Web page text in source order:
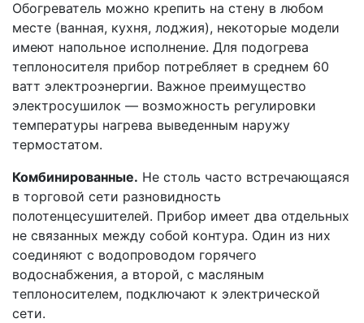
Обогреватель можно крепить на стену в любом
месте (ванная, кухня, лоджия), некоторые модели
имеют напольное исполнение. Для подогрева
теплоносителя прибор потребляет в среднем 60
ватт электроэнергии. Важное преимущество
электросушилок — возможность регулировки
температуры нагрева выведенным наружу
термостатом.
Комбинированные. Не столь часто встречающаяся
в торговой сети разновидность
полотенцесушителей. Прибор имеет два отдельных
не связанных между собой контура. Один из них
соединяют с водопроводом горячего
водоснабжения, а второй, с масляным
теплоносителем, подключают к электрической
сети.